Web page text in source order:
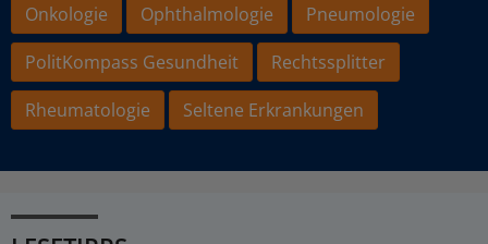
Onkologie
Ophthalmologie
Pneumologie
PolitKompass Gesundheit
Rechtssplitter
Rheumatologie
Seltene Erkrankungen